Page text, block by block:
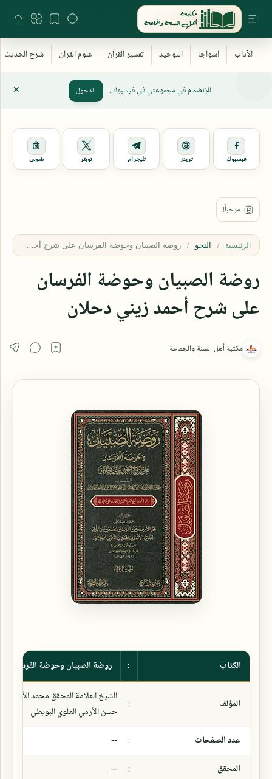
للإنضمام في مجموعتي في فيسبوك.. الدخول
فيسبوك ثريدز تليجرام تويتر شوبي
الرئيسية النحو
روضة الصبيان وحوضة الفرسان
على شرح أحمد زيني دحلان
الكتاب : روضة الصبيان وحوضة الفرسان
المؤلف :
الشيخ العلامة المحقق محمد الأمين
حسن الأرمي العلوي البويطي
عدد الصفحات
:
--
المحقق
:
--